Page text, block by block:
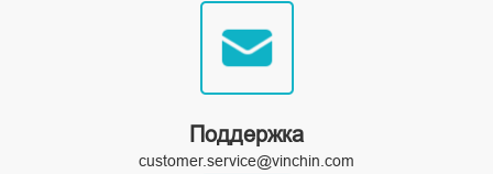
Поддержка
customer.service@vinchin.com